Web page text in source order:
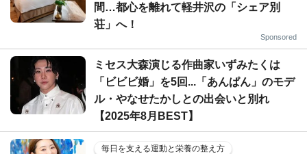
間…都心を離れて軽井沢の「シェア別
荘」へ！
Sponsored
ミセス大森演じる作曲家いずみたくは
「ビビビ婚」を5回...「あんぱん」のモデ
ル・やなせたかしとの出会いと別れ
【2025年8月BEST】
毎日を支える運動と栄養の整え方